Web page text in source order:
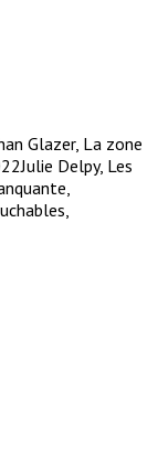
Glazer, La zone
Delpy, Les